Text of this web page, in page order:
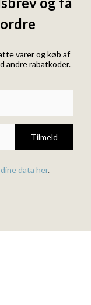
varer og køb af
andre rabatkoder.
Tilmeld
dine data her.